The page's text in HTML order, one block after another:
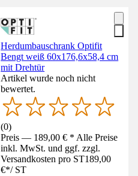
Herdumbauschrank Optifit
Bengt weiß 60x176,6x58,4 cm
mit Drehtür
Artikel wurde noch nicht
bewertet.
(0)
Preis — 189,00 € * Alle Preise
inkl. MwSt. und ggf. zzgl.
Versandkosten pro ST189,00
€*/ ST